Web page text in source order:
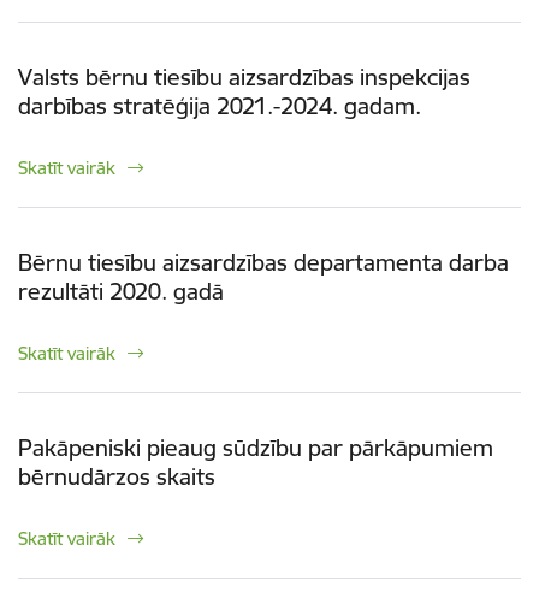
Valsts bērnu tiesību aizsardzības inspekcijas
darbības stratēģija 2021.-2024. gadam.
Skatīt vairāk
Bērnu tiesību aizsardzības departamenta darba
rezultāti 2020. gadā
Skatīt vairāk
Pakāpeniski pieaug sūdzību par pārkāpumiem
bērnudārzos skaits
Skatīt vairāk